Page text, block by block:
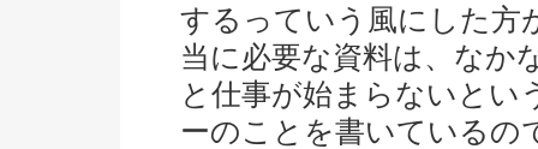
するっていう風にした方
当に必要な資料は、なか
と仕事が始まらないとい
ーのことを書いているの